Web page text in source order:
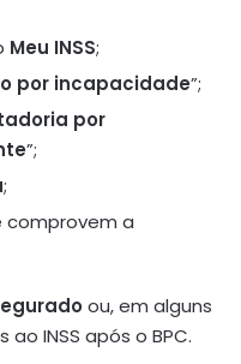
Meu INSS;
por incapacidade”;
por
”;
;
comprovem a
ou, em alguns
INSS após o BPC.